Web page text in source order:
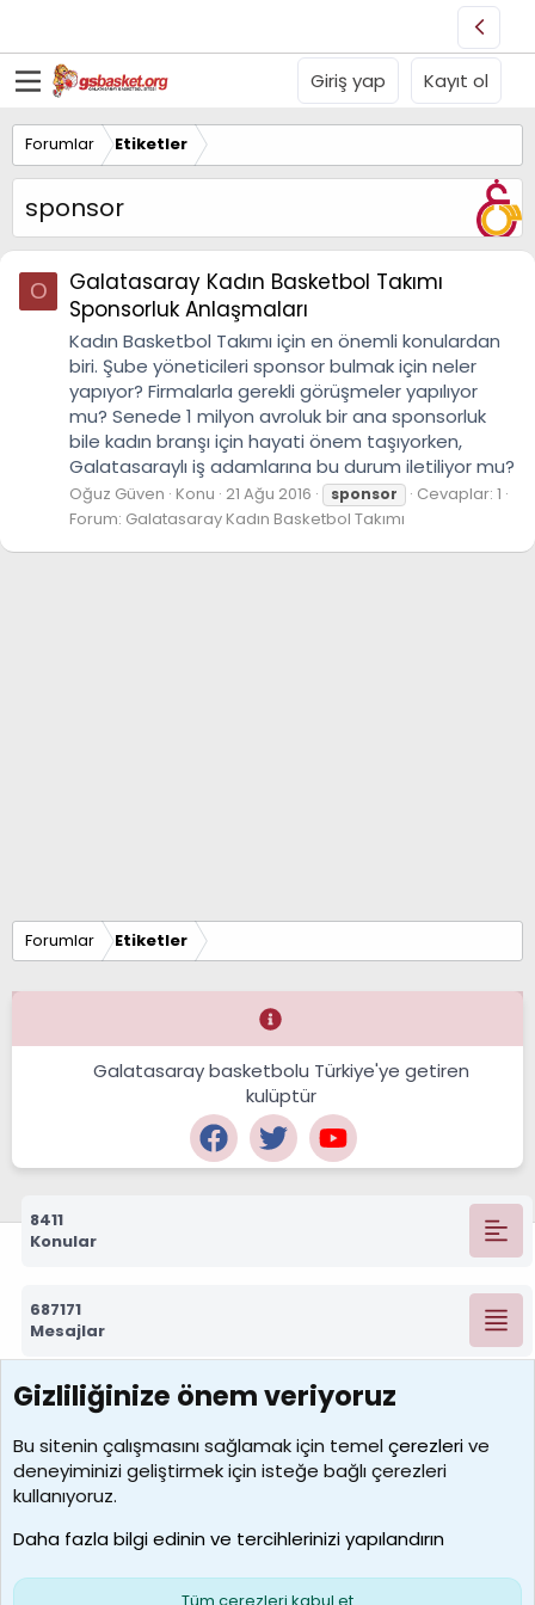
Giriş yap Kayıt ol
Forumlar Etiketler
sponsor
O
Galatasaray Kadın Basketbol Takımı
Sponsorluk Anlaşmaları
Kadın Basketbol Takımı için en önemli konulardan
biri. Şube yöneticileri sponsor bulmak için neler
yapıyor? Firmalarla gerekli görüşmeler yapılıyor
mu? Senede 1 milyon avroluk bir ana sponsorluk
bile kadın branşı için hayati önem taşıyorken,
Galatasaraylı iş adamlarına bu durum iletiliyor mu?
Oğuz Güven Konu 21 Ağu 2016 sponsor
Cevaplar: 1
Forum: Galatasaray Kadın Basketbol Takımı
Forumlar Etiketler
Galatasaray basketbolu Türkiye'ye getiren
kulüptür
8411
Konular
687171
Mesajlar
7388
Kullanıcılar
borabekirogluu
Son üye
Çerezler
Gizliliğinize önem veriyoruz
Bu sitenin çalışmasını sağlamak için temelçerezlerive
deneyiminizi geliştirmek için isteğe bağlı çerezleri
kullanıyoruz.
Daha fazla bilgi edinin ve tercihlerinizi yapılandırın
Tüm çerezleri kabul et